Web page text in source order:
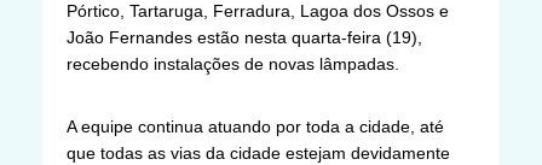
Pórtico, Tartaruga, Ferradura, Lagoa dos Ossos e
João Fernandes estão nesta quarta-feira (19),
recebendo instalações de novas lâmpadas.
A equipe continua atuando por toda a cidade, até
que todas as vias da cidade estejam devidamente